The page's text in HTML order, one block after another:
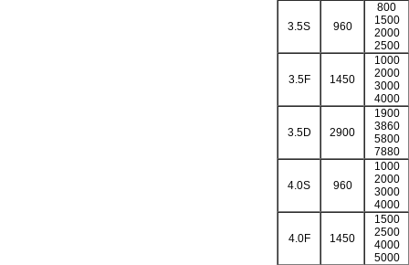
3.5S 960
800
1500
2000
2500
3.5F 1450
1000
2000
3000
4000
3.5D 2900
1900
3860
5800
7880
4.0S 960
1000
2000
3000
4000
4.0F 1450
1500
2500
4000
5000